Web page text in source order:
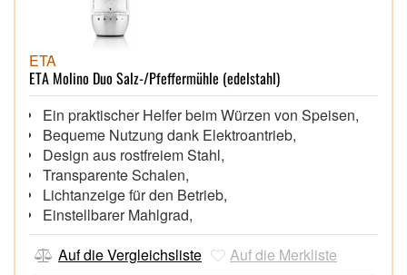
ETA
ETA Molino Duo Salz-/Pfeffermühle (edelstahl)
Ein praktischer Helfer beim Würzen von Speisen,
Bequeme Nutzung dank Elektroantrieb,
Design aus rostfreiem Stahl,
Transparente Schalen,
Lichtanzeige für den Betrieb,
Einstellbarer Mahlgrad,
Auf die Vergleichsliste
Auf die Merkliste